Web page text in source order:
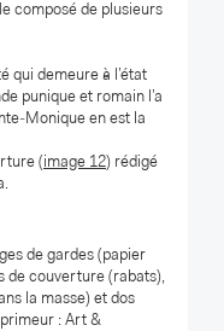
composé de plusieurs
qui demeure à l’état
punique et romain l’a
Monique en est la
(image 12) rédigé
de gardes (papier
de couverture (rabats),
la masse) et dos
: Art &